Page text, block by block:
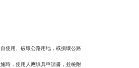
使用、破壞公路用地，或損壞公路
關取締之。
時，使用人應填具申請書，並檢附